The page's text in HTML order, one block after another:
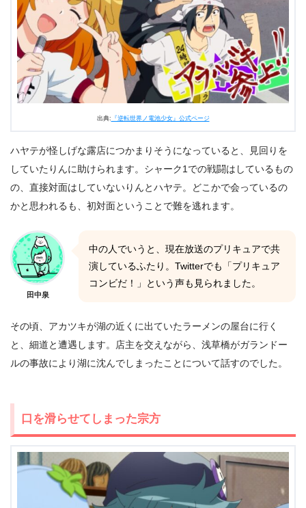
出典: 『逆転世界ノ電池少女』公式ページ
ハヤテが怪しげな露店につかまりそうになっていると、見回りを
していたりんに助けられます。シャーク1での戦闘はしているもの
の、直接対面はしていないりんとハヤテ。どこかで会っているの
かと思われるも、初対面ということで難を逃れます。
田中泉
中の人でいうと、現在放送のプリキュアで共
演しているふたり。Twitterでも「プリキュア
コンビだ！」という声も見られました。
その頃、アカツキが湖の近くに出ていたラーメンの屋台に行く
と、細道と遭遇します。店主を交えながら、浅草橋がガランドー
ルの事故により湖に沈んでしまったことについて話すのでした。
口を滑らせてしまった宗方